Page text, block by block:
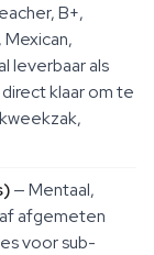
B+,
Mexican,
leverbaar als
klaar om te
— Mentaal,
afgemeten
voor sub-